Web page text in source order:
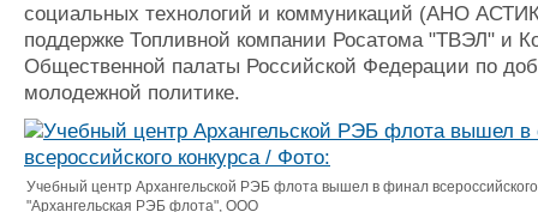
Крюинг
Журнал
Реклама
Услуги
Флот
Галерея флота
Форум
социальных технологий и коммуникаций (АНО
поддержке Топливной компании Росатома "ТВЭЛ" и
Общественной палаты Российской Федерации по
молодежной политике.
Учебный центр Архангельской РЭБ флота вышел в финал всероссийского
"Архангельская РЭБ флота", ООО